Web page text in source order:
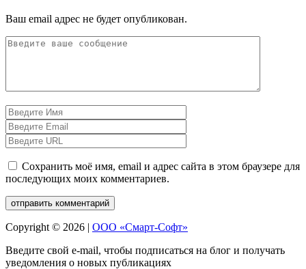
Ваш email адрес не будет опубликован.
Сохранить моё имя, email и адрес сайта в этом браузере для
последующих моих комментариев.
Copyright © 2026 | ООО «Смарт-Софт»
Введите свой e-mail, чтобы подписаться на блог и получать
уведомления о новых публикациях